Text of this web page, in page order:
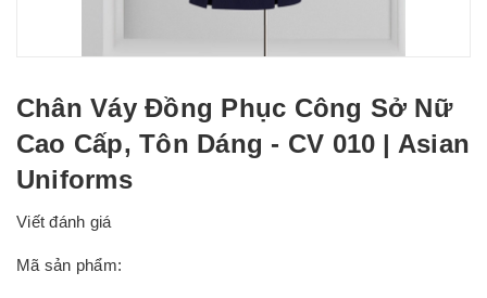
Chân Váy Đồng Phục Công Sở Nữ
Cao Cấp, Tôn Dáng - CV 010 | Asian
Uniforms
Viết đánh giá
Mã sản phẩm: